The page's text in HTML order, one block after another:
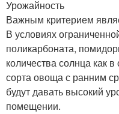
Урожайность
Важным критерием
В условиях
поликарбоната,
количества солнца как
сорта овоща с ранним
будут давать высокий
помещении.